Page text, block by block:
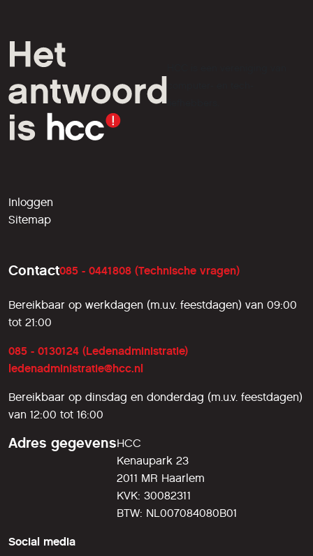
liefhebbers.
Inloggen
Sitemap
Contact085 - 0441808 (Technische vragen)
Bereikbaar op werkdagen (m.u.v. feestdagen) van 09:00
tot 21:00
085 - 0130124 (Ledenadministratie)
ledenadministratie@hcc.nl
Bereikbaar op dinsdag en donderdag (m.u.v. feestdagen)
van 12:00 tot 16:00
Adres gegevensHCC
Kenaupark 23
2011 MR Haarlem
KVK: 30082311
BTW: NL007084080B01
Social media